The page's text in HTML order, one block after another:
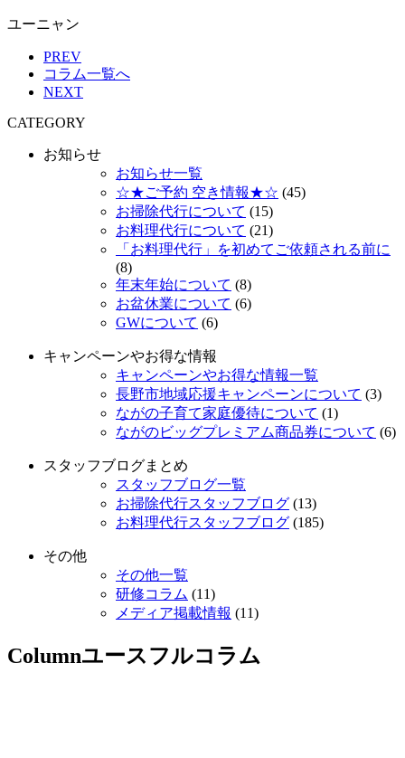
ユーニャン
PREV
コラム一覧へ
NEXT
CATEGORY
お知らせ
お知らせ一覧
☆★ご予約 空き情報★☆ (45)
お掃除代行について (15)
お料理代行について (21)
「お料理代行」を初めてご依頼される前に
(8)
年末年始について (8)
お盆休業について (6)
GWについて (6)
キャンペーンやお得な情報
キャンペーンやお得な情報一覧
長野市地域応援キャンペーンについて (3)
ながの子育て家庭優待について (1)
ながのビッグプレミアム商品券について (6)
スタッフブログまとめ
スタッフブログ一覧
お掃除代行スタッフブログ (13)
お料理代行スタッフブログ (185)
その他
その他一覧
研修コラム (11)
メディア掲載情報 (11)
Columnユースフルコラム